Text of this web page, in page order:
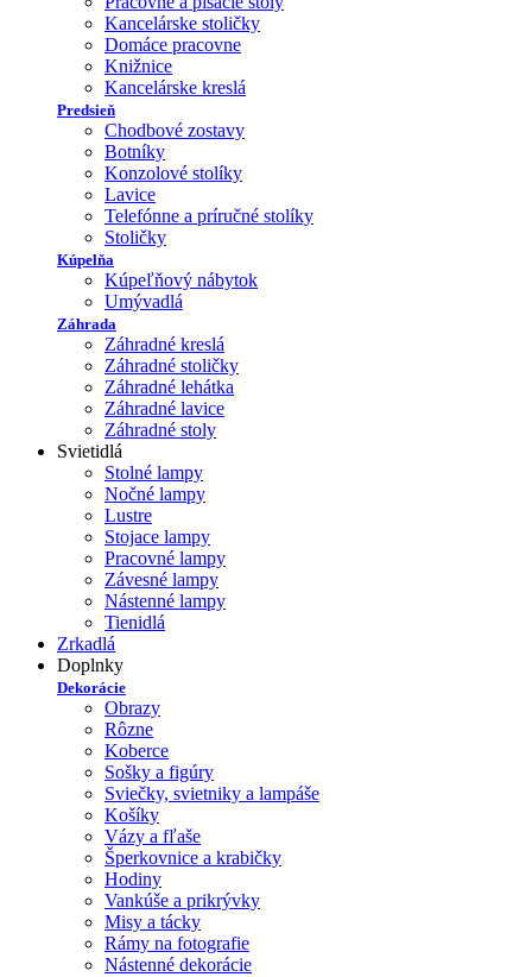
Kancelárske stoličky
Domáce pracovne
Knižnice
Kancelárske kreslá
Predsieň
Chodbové zostavy
Botníky
Konzolové stolíky
Lavice
Telefónne a príručné stolíky
Stoličky
Kúpelňa
Kúpeľňový nábytok
Umývadlá
Záhrada
Záhradné kreslá
Záhradné stoličky
Záhradné lehátka
Záhradné lavice
Záhradné stoly
Svietidlá
Stolné lampy
Nočné lampy
Lustre
Stojace lampy
Pracovné lampy
Závesné lampy
Nástenné lampy
Tienidlá
Zrkadlá
Doplnky
Dekorácie
Obrazy
Rôzne
Koberce
Sošky a figúry
Sviečky, svietniky a lampáše
Košíky
Vázy a fľaše
Šperkovnice a krabičky
Hodiny
Vankúše a prikrývky
Misy a tácky
Rámy na fotografie
Nástenné dekorácie